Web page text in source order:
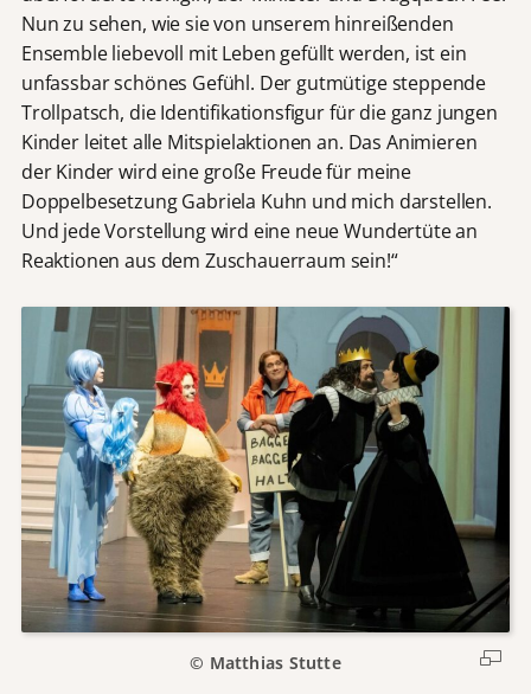
Nun zu sehen, wie sie von unserem hinreißenden
Ensemble liebevoll mit Leben gefüllt werden, ist ein
unfassbar schönes Gefühl. Der gutmütige steppende
Trollpatsch, die Identifikationsfigur für die ganz jungen
Kinder leitet alle Mitspielaktionen an. Das Animieren
der Kinder wird eine große Freude für meine
Doppelbesetzung Gabriela Kuhn und mich darstellen.
Und jede Vorstellung wird eine neue Wundertüte an
Reaktionen aus dem Zuschauerraum sein!“
© Matthias Stutte